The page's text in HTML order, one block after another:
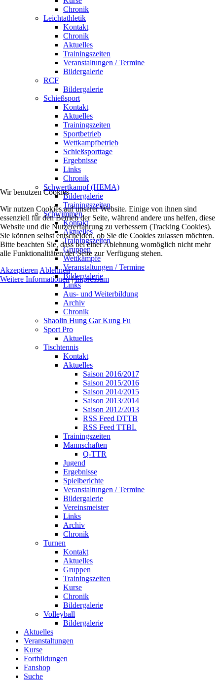
Chronik
Leichtathletik
Kontakt
Chronik
Aktuelles
Trainingszeiten
Veranstaltungen / Termine
Bildergalerie
RCF
Bildergalerie
Schießsport
Kontakt
Aktuelles
Trainingszeiten
Sportbetrieb
Wettkampfbetrieb
Schießsporttage
Ergebnisse
Links
Chronik
Schwertkampf (HEMA)
Bildergalerie
Trainingszeiten
Schwimmen
Kontakt
Aktuelles
Trainingszeiten
Gruppen
Wettkämpfe
Veranstaltungen / Termine
Bildergalerie
Links
Aus- und Weiterbildung
Archiv
Chronik
Shaolin Hung Gar Kung Fu
Sport Pro
Aktuelles
Tischtennis
Kontakt
Aktuelles
Saison 2016/2017
Saison 2015/2016
Saison 2014/2015
Saison 2013/2014
Saison 2012/2013
RSS Feed DTTB
RSS Feed TTBL
Trainingszeiten
Mannschaften
Q-TTR
Jugend
Ergebnisse
Spielberichte
Veranstaltungen / Termine
Bildergalerie
Vereinsmeister
Links
Archiv
Chronik
Turnen
Kontakt
Aktuelles
Gruppen
Trainingszeiten
Kurse
Chronik
Bildergalerie
Volleyball
Bildergalerie
Aktuelles
Veranstaltungen
Kurse
Fortbildungen
Fanshop
Suche
Wir benutzen Cookies
Wir nutzen Cookies auf unserer Website. Einige von ihnen sind
essenziell für den Betrieb der Seite, während andere uns helfen, diese
Website und die Nutzererfahrung zu verbessern (Tracking Cookies).
Sie können selbst entscheiden, ob Sie die Cookies zulassen möchten.
Bitte beachten Sie, dass bei einer Ablehnung womöglich nicht mehr
alle Funktionalitäten der Seite zur Verfügung stehen.
Akzeptieren Ablehnen
Weitere Informationen|Impressum